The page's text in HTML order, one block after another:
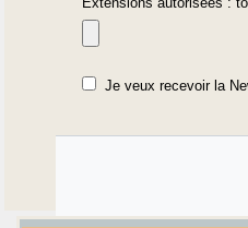
Je veux recevoir la